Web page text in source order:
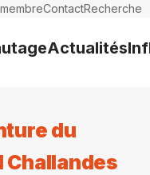
ContactRecherche
Actualités
du
Challandes